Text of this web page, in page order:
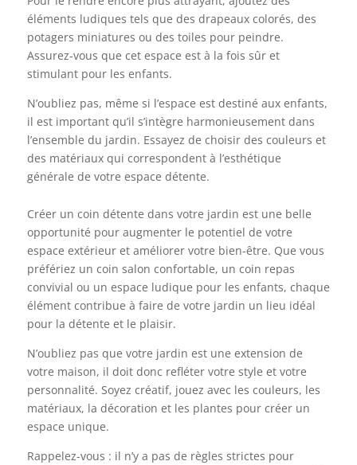
éléments ludiques tels que des drapeaux colorés, des
potagers miniatures ou des toiles pour peindre.
Assurez-vous que cet espace est à la fois sûr et
stimulant pour les enfants.
N’oubliez pas, même si l’espace est destiné aux enfants,
il est important qu’il s’intègre harmonieusement dans
l’ensemble du jardin. Essayez de choisir des couleurs et
des matériaux qui correspondent à l’esthétique
générale de votre espace détente.
Créer un coin détente dans votre jardin est une belle
opportunité pour augmenter le potentiel de votre
espace extérieur et améliorer votre bien-être. Que vous
préfériez un coin salon confortable, un coin repas
convivial ou un espace ludique pour les enfants, chaque
élément contribue à faire de votre jardin un lieu idéal
pour la détente et le plaisir.
N’oubliez pas que votre jardin est une extension de
votre maison, il doit donc refléter votre style et votre
personnalité. Soyez créatif, jouez avec les couleurs, les
matériaux, la décoration et les plantes pour créer un
espace unique.
Rappelez-vous : il n’y a pas de règles strictes pour